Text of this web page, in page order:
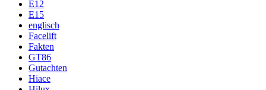
E12
E15
englisch
Facelift
Fakten
GT86
Gutachten
Hiace